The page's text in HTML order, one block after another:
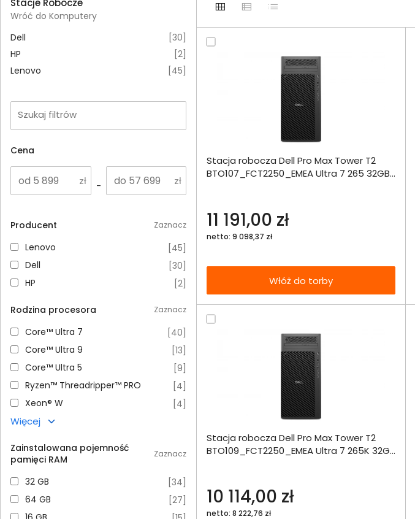
Stacje Robocze
Wróć do Komputery
Dell
[30]
HP
[2]
Lenovo
[45]
Szukaj filtrów
Cena
-
Producent Zaznacz
Lenovo
Lenovo [45]
DellDell [30]
HP HP [2]
Rodzina procesora Zaznacz
Core™ Ultra 7
Core™ Ultra 7 [40]
Core™ Ultra 9
Core™ Ultra 9 [13]
Core™ Ultra 5
Core™ Ultra 5 [9]
Ryzen™ Threadripper™ PRO
Ryzen™ Threadripper™ PRO [4]
Xeon® W
Xeon® W [4]
Więcej
Zainstalowana pojemność
pamięci RAM
Zaznacz
32 GB32 GB [34]
64 GB64 GB [27]
Omówienie
Specyfikacja techniczna
Stacja robocza Dell Pro Max Tower T2
BTO107_FCT2250_EMEA Ultra 7 265 32GB
11 191,00 zł
netto: 9 098,37 zł
Włóż do torby
Dodaj do porównania
Omówienie
Omówienie
Stacja robocza Dell Pro Max Tower T2
BTO109_FCT2250_EMEA Ultra 7 265K 32GB
10 114,00 zł
netto: 8 222,76 zł
Dodaj do porównania
Omówienie